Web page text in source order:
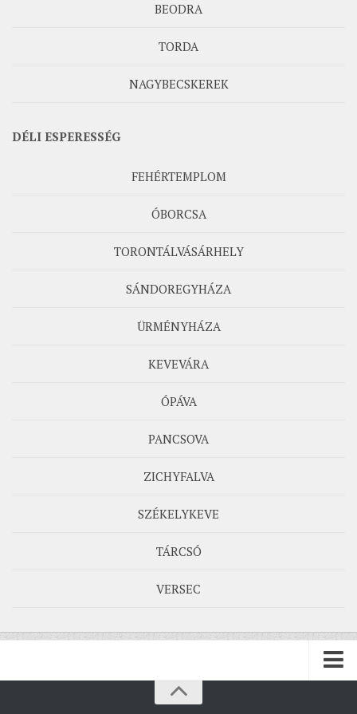
BEODRA
TORDA
NAGYBECSKEREK
DÉLI ESPERESSÉG
FEHÉRTEMPLOM
ÓBORCSA
TORONTÁLVÁSÁRHELY
SÁNDOREGYHÁZA
ÜRMÉNYHÁZA
KEVEVÁRA
ÓPÁVA
PANCSOVA
ZICHYFALVA
SZÉKELYKEVE
TÁRCSÓ
VERSEC